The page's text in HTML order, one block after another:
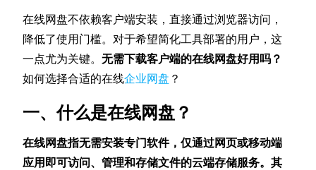
在线网盘不依赖客户端安装，直接通过浏览器访问，
降低了使用门槛。对于希望简化工具部署的用户，这
一点尤为关键。无需下载客户端的在线网盘好用吗？
如何选择合适的在线企业网盘 ？
一、什么是在线网盘？
在线网盘指无需安装专门软件，仅通过网页或移动端
应用即可访问、管理和存储文件的云端存储服务。其